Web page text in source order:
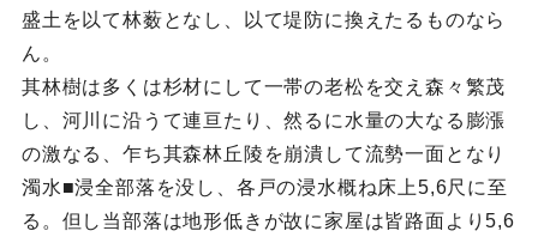
盛土を以て林薮となし、以て堤防に換えたるものなら
ん。
其林樹は多くは杉材にして一帯の老松を交え森々繁茂
し、河川に沿うて連亘たり、然るに水量の大なる膨漲
の激なる、乍ち其森林丘陵を崩潰して流勢一面となり
濁水■浸全部落を没し、各戸の浸水概ね床上5,6尺に至
る。但し当部落は地形低きが故に家屋は皆路面より5,6